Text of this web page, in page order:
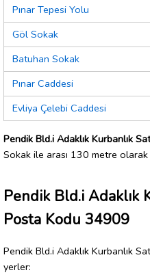
Pınar Tepesi Yolu
Göl Sokak
Batuhan Sokak
Pınar Caddesi
Evliya Çelebi Caddesi
Pendik Bld.i Adaklık Kurbanlık
Sokak ile arası 130 metre olarak
Pendik Bld.i Adaklık
Posta Kodu 34909
Pendik Bld.i Adaklık Kurbanlık
yerler: